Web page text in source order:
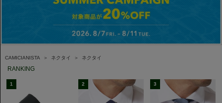
CAMICIANISTA ＞ ネクタイ ＞ ネクタイ
RANKING
1 2 3